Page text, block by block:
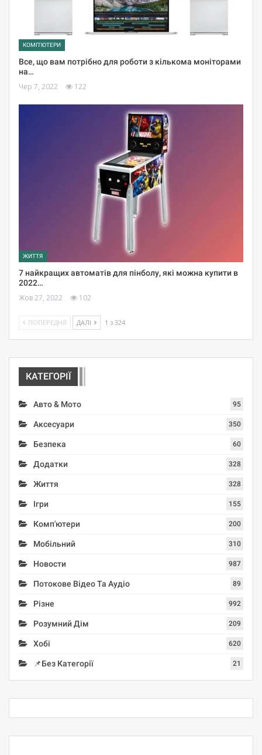
КОМП'ЮТЕРИ
Все, що вам потрібно для роботи з кількома моніторами
на…
Чер 7, 2022 122
ЖИТТЯ
7 найкращих автоматів для пінболу, які можна купити в
2022…
Жов 27, 2022 102
ПОПЕРЕДНЯ ДАЛІ 1 з 324
КАТЕГОРІЇ
Авто & Мото 95
Аксесуари 350
Безпека 60
Додатки 328
Життя 328
Ігри 155
Комп'ютери 200
Мобільний 310
Новости 987
Потокове Відео Та Аудіо 89
Різне 992
Розумний Дім 209
Хобі 620
📌Без Категорії 21